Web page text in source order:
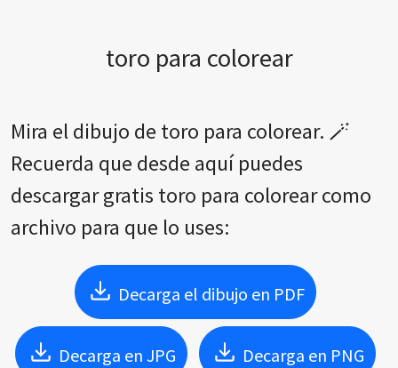
toro para colorear
Mira el dibujo de toro para colorear. 🪄
Recuerda que desde aquí puedes
descargar gratis toro para colorear como
archivo para que lo uses:
Decarga el dibujo en PDF
Decarga en JPG Decarga en PNG